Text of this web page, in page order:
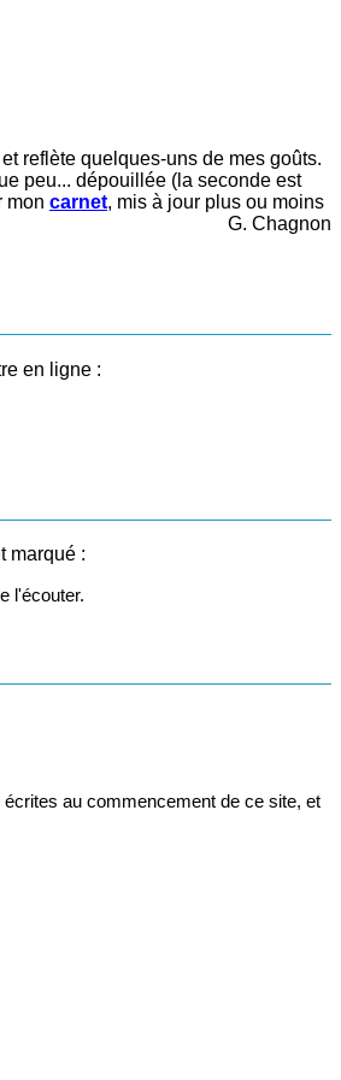
reflète quelques-uns de mes goûts.
peu... dépouillée (la seconde est
mon carnet, mis à jour plus ou moins
G. Chagnon
en ligne :
marqué :
l'écouter.
au commencement de ce site, et